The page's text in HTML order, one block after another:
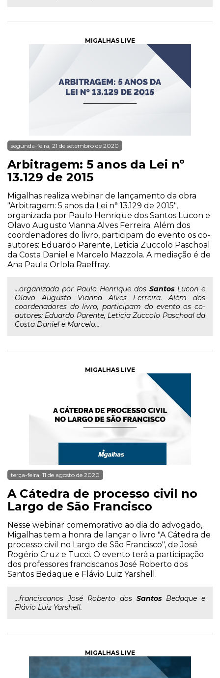
MIGALHAS LIVE
segunda-feira, 21 de setembro de 2020
Arbitragem: 5 anos da Lei nº
13.129 de 2015
Migalhas realiza webinar de lançamento da obra
"Arbitragem: 5 anos da Lei nª 13.129 de 2015",
organizada por Paulo Henrique dos Santos Lucon e
Olavo Augusto Vianna Alves Ferreira. Além dos
coordenadores do livro, participam do evento os co-
autores: Eduardo Parente, Leticia Zuccolo Paschoal
da Costa Daniel e Marcelo Mazzola. A mediação é de
Ana Paula Orlola Raeffray.
...organizada por Paulo Henrique dos Santos Lucon e
Olavo Augusto Vianna Alves Ferreira. Além dos
coordenadores do livro, participam do evento os co-
autores: Eduardo Parente, Leticia Zuccolo Paschoal da
Costa Daniel e Marcelo...
MIGALHAS LIVE
terça-feira, 11 de agosto de 2020
A Cátedra de processo civil no
Largo de São Francisco
Nesse webinar comemorativo ao dia do advogado,
Migalhas tem a honra de lançar o livro "A Cátedra de
processo civil no Largo de São Francisco", de José
Rogério Cruz e Tucci. O evento terá a participação
dos professores franciscanos José Roberto dos
Santos Bedaque e Flávio Luiz Yarshell.
...franciscanos José Roberto dos Santos Bedaque e
Flávio Luiz Yarshell.
MIGALHAS LIVE